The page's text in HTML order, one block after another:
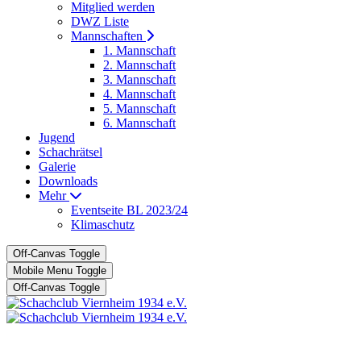
Mitglied werden
DWZ Liste
Mannschaften
1. Mannschaft
2. Mannschaft
3. Mannschaft
4. Mannschaft
5. Mannschaft
6. Mannschaft
Jugend
Schachrätsel
Galerie
Downloads
Mehr
Eventseite BL 2023/24
Klimaschutz
Off-Canvas Toggle
Mobile Menu Toggle
Off-Canvas Toggle